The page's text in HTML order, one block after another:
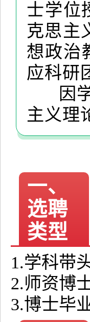
士学位
克思主
想政治
应科研
因学
主义理
一、
选聘
类型
1.学科带
2.师资博
3.博士毕